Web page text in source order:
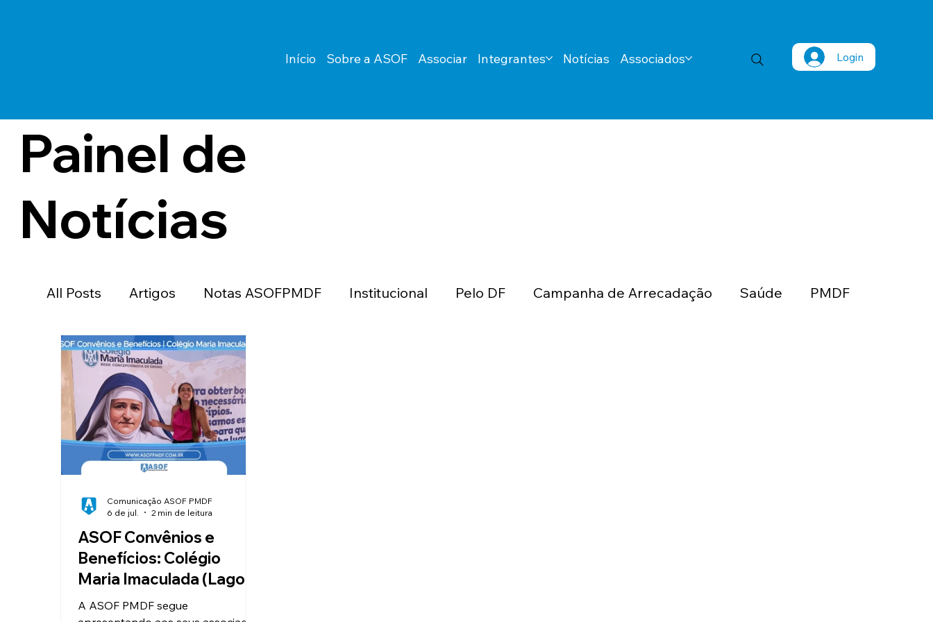
Início Sobre a ASOF Associar Integrantes Notícias Associados Login
Painel de
Notícias
All Posts Artigos Notas ASOFPMDF Institucional Pelo DF Campanha de Arrecadação Saúde PMDF
Clube de Vantagens Educação
Valorização e Reconhecimento
Reajuste Salarial Convênios
ASOF Convênios e
Benefícios: Colégio
Maria Imaculada (Lago
Sul)
A ASOF PMDF segue
Comunicação ASOF PMDF
6 de jul.
2 min de leitura